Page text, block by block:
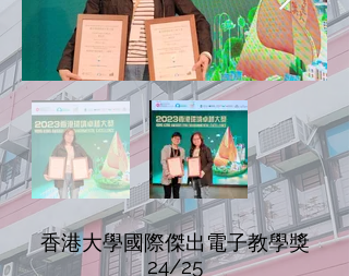
香港大學國際傑出電子教學獎
24/25